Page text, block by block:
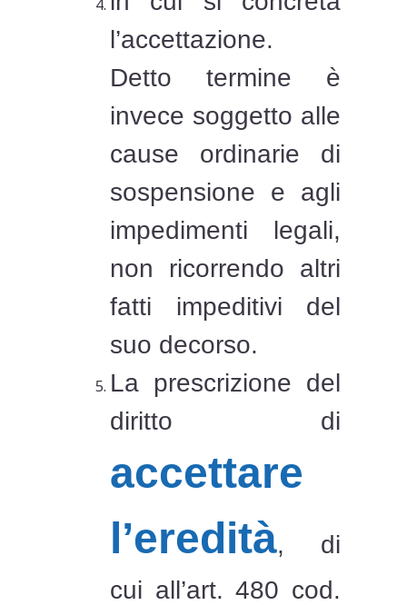
l’accettazione.
Detto termine è
invece soggetto alle
cause ordinarie di
sospensione e agli
impedimenti legali,
non ricorrendo altri
fatti impeditivi del
suo decorso.
La prescrizione del
diritto di
accettare
l’eredità, di
cui all’art. 480 cod.